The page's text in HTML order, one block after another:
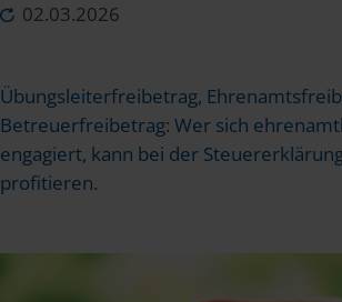
02.03.2026
Übungsleiterfreibetrag,
Betreuerfreibetrag: Wer sich
engagiert, kann bei der
profitieren.